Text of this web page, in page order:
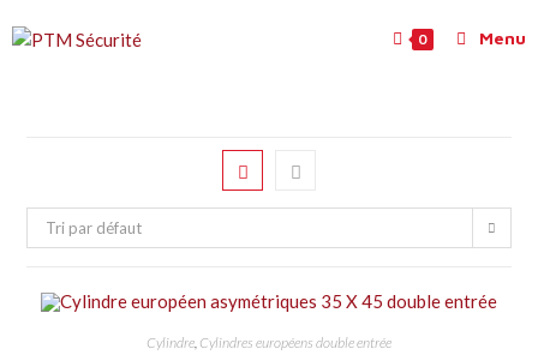
0 Menu
Tri par défaut
Cylindre, Cylindres européens double entrée